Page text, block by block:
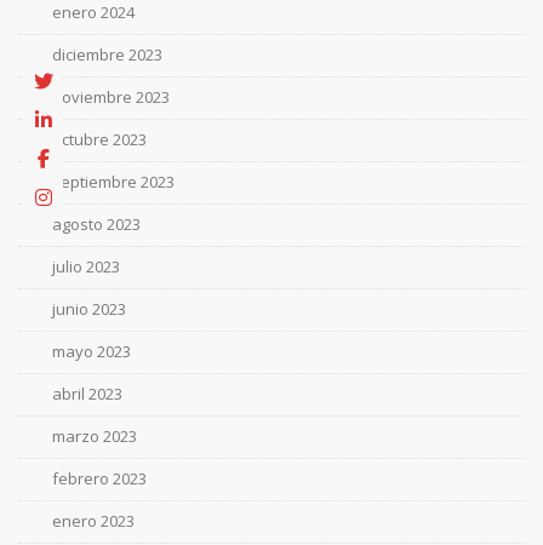
enero 2024
diciembre 2023
noviembre 2023
octubre 2023
septiembre 2023
agosto 2023
julio 2023
junio 2023
mayo 2023
abril 2023
marzo 2023
febrero 2023
enero 2023